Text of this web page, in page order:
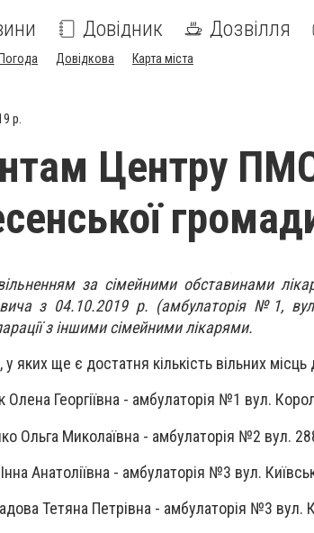
Довідник Дозвілля
Погода Довідкова Карта міста
р.
Центру
за сімейними обставинами
з 04.10.2019 р. (амбулаторія №1,
з іншими сімейними лікарями.
у яких ще є достатня кількість вільних
Георгіївна - амбулаторія №1 вул.
Ольга Миколаївна - амбулаторія №2 вул. 288
Анатоліївна - амбулаторія №3 вул.
Тетяна Петрівна - амбулаторія №3 вул.